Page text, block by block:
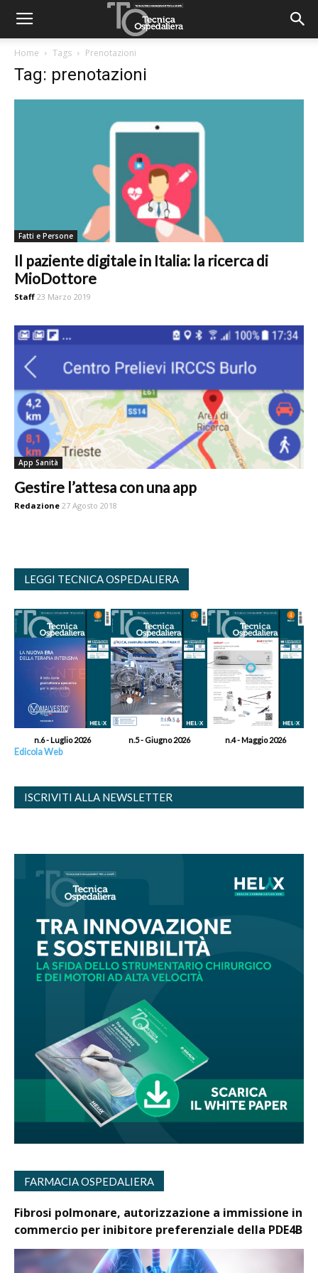
Home Tags Prenotazioni
Tag: prenotazioni
Fatti e Persone
Il paziente digitale in Italia: la ricerca di
MioDottore
Staff 23 Marzo 2019
App Sanità
Gestire l’attesa con una app
Redazione 27 Agosto 2018
LEGGI TECNICA OSPEDALIERA
n.6 - Luglio 2026 n.5 - Giugno 2026 n.4 - Maggio 2026
Edicola Web
ISCRIVITI ALLA NEWSLETTER
FARMACIA OSPEDALIERA
Fibrosi polmonare, autorizzazione a immissione in
commercio per inibitore preferenziale della PDE4B